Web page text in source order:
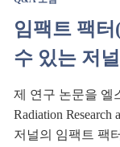
임팩트 팩
수 있는 저
제 연구 논문을 엘
Radiation
저널의 임팩트 팩